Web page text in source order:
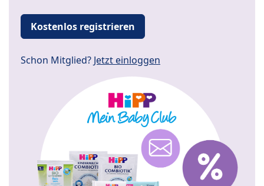
Kostenlos registrieren
Schon Mitglied? Jetzt einloggen